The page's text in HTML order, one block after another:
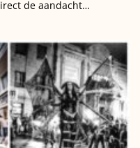
de aandacht…